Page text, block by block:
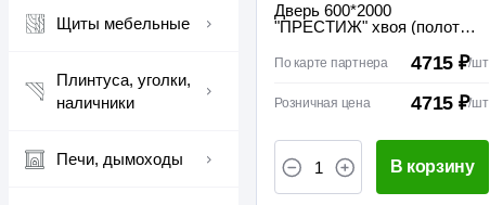
Щиты мебельные
Плинтуса, уголки,
наличники
Печи, дымоходы
Дверь 600*2000
"ПРЕСТИЖ" хвоя (полотно
глухая
По карте партнера 4715 ₽/шт
Розничная цена 4715 ₽/шт
В корзину